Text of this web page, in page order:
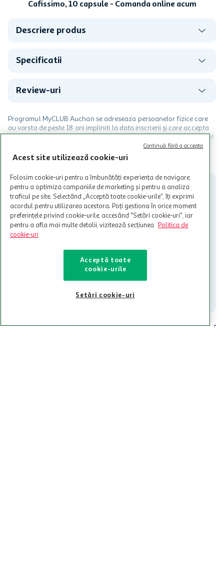
Cafissimo, 10 capsule - Comanda online acum
Descriere produs
Specificatii
Review-uri
Programul MyCLUB Auchan se adreseaza persoanelor fizice care
au varsta de peste 18 ani impliniti la data inscrierii și care accepta
Termenele și Condițiile Programului. Ofertele MyCLUB Auchan sunt
valabile in limita stocurilor disponibile. Beneficiile se acorda in
limita a 12 unitati / card client o singura data in perioada promotiei.
participante și pentru acțiuni promotionale indicate de Auchan si
nu poate fi utilizat in legatura cu alti comercianți sau pentru alte
activitati in afara celor mentionate in Termene si Conditii. Auchan
nu raspunde pentru imposibilitatea utilizarii Cardului in perioada in
care aceste este suspendat sau in perioada in care sunt efectuate
intretineri sau reparatii tehnice la sistemul de utilizarea al Cardului.
CITESTE MAI MULT
Iti stam mereu la dispozitie.
021-9141 contact@auchan.ro
Pentru tine
Acest site utilizează cookie-uri
Folosim cookie-uri pentru a îmbunătăți experiența de navigare,
pentru a optimiza campaniile de marketing și pentru a analiza
traficul pe site. Selectând „Acceptă toate cookie-urile”, îți exprimi
acordul pentru utilizarea acestora. Poți gestiona în orice moment
preferințele privind cookie-urile, accesând "Setări cookie-uri", iar
pentru a afla mai multe detalii, vizitează secțiunea
Politica de
cookie-uri
Acceptă toate
cookie-urile
Setări cookie-uri
Continuă fără a accepta